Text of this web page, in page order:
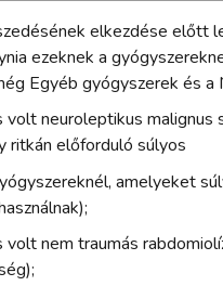
elkezdése előtt
ezeknek a
Egyéb gyógyszerek és a
volt neuroleptikus malignus
ritkán előforduló súlyos
amelyeket
volt nem traumás